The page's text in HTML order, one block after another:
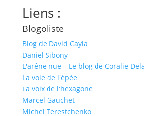
Liens :
Blogoliste
Blog de David Cayla
Daniel Sibony
L'arêne nue – Le blog de Coralie
La voie de l'épée
La voix de l'hexagone
Marcel Gauchet
Michel Terestchenko